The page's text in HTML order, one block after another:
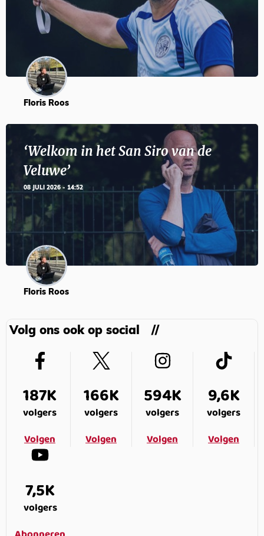
Floris Roos
‘Welkom in het San Siro van de
Veluwe’
08 JULI 2026 - 14:52
Floris Roos
Volg ons ook op social
187K
volgers
Volgen
166K
volgers
Volgen
594K
volgers
Volgen
9,6K
volgers
Volgen
7,5K
volgers